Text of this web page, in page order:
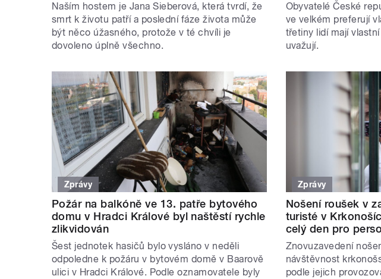
Naším hostem je Jana Sieberová, která tvrdí, že
smrt k životu patří a poslední fáze života může
být něco úžasného, protože v té chvíli je
dovoleno úplně všechno.
Obyvatelé České
ve velkém preferují
třetiny lidí mají
uvažují.
Zprávy
Požár na balkóně ve 13. patře bytového
domu v Hradci Králové byl naštěstí rychle
zlikvidován
Šest jednotek hasičů bylo vysláno v neděli
odpoledne k požáru v bytovém domě v Baarově
ulici v Hradci Králové. Podle oznamovatele byly
Zprávy
Nošení roušek v
turisté v
celý den pro
Znovuzavedení
návštěvnost
podle jejich